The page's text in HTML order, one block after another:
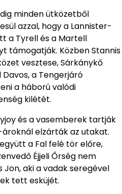
minden ütközetből
azzal, hogy a Lannister-
a Tyrell és a Martell
támogatják. Közben Stannis
vesztese, Sárkánykő
a Tengerjáró
a háború valódi
kilétét.
és a vasemberek tartják
elzárták az utakat.
a Fal felé tör előre,
Éjjeli Őrség nem
aki a vadak seregével
tett esküjét.